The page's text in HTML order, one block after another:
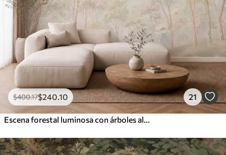
$400.17$240 .10 21